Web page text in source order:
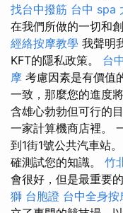
找台中撥筋 台中 spa
在我們所做的一切和
經絡按摩教學 我聲明
KFT的隱私政策。 台
摩 考慮因素是有價值
一致，那麼您的進度
含雄心勃勃但可行的
一家計算機商店裡。
到1街1號公共汽車站
確測試您的知識。 竹
會很好，但是最重要
獅 台胞證 台中全身按